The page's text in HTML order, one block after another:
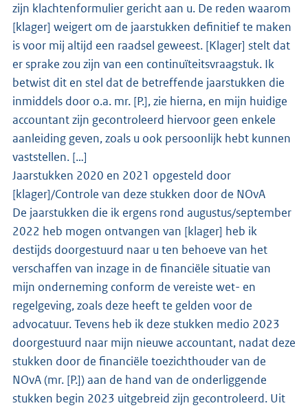
zijn klachtenformulier gericht aan u. De reden waarom
[klager] weigert om de jaarstukken definitief te maken
is voor mij altijd een raadsel geweest. [Klager] stelt dat
er sprake zou zijn van een continuïteitsvraagstuk. Ik
betwist dit en stel dat de betreffende jaarstukken die
inmiddels door o.a. mr. [P.], zie hierna, en mijn huidige
accountant zijn gecontroleerd hiervoor geen enkele
aanleiding geven, zoals u ook persoonlijk hebt kunnen
vaststellen. […]
Jaarstukken 2020 en 2021 opgesteld door
[klager]/Controle van deze stukken door de NOvA
De jaarstukken die ik ergens rond augustus/september
2022 heb mogen ontvangen van [klager] heb ik
destijds doorgestuurd naar u ten behoeve van het
verschaffen van inzage in de financiële situatie van
mijn onderneming conform de vereiste wet- en
regelgeving, zoals deze heeft te gelden voor de
advocatuur. Tevens heb ik deze stukken medio 2023
doorgestuurd naar mijn nieuwe accountant, nadat deze
stukken door de financiële toezichthouder van de
NOvA (mr. [P.]) aan de hand van de onderliggende
stukken begin 2023 uitgebreid zijn gecontroleerd. Uit